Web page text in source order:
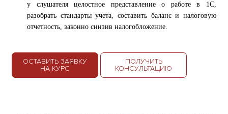
у слушателя целостное представление о работе в 1С,
разобрать стандарты учета, составить баланс и налоговую
отчетность, законно снизив налогобложение.
ОСТАВИТЬ ЗАЯВКУ
НА КУРС
ПОЛУЧИТЬ
КОНСУЛЬТАЦИЮ